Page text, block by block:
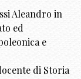
Aleandro in
ed
e
di Storia